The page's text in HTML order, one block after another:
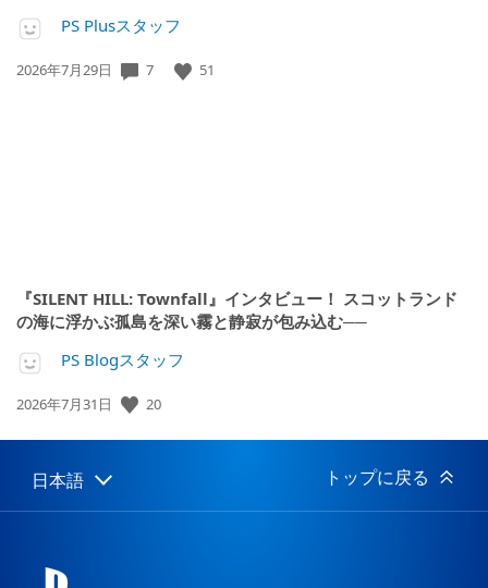
PS Plusスタッフ
公
2026年7月29日 7 51
『SILENT HILL: Townfall』インタビュー！ スコットランド
の海に浮かぶ孤島を深い霧と静寂が包み込む──
PS Blogスタッフ
公
日:
2026年7月31日 20
Select
a
Current
region:
日本語 トップに戻る